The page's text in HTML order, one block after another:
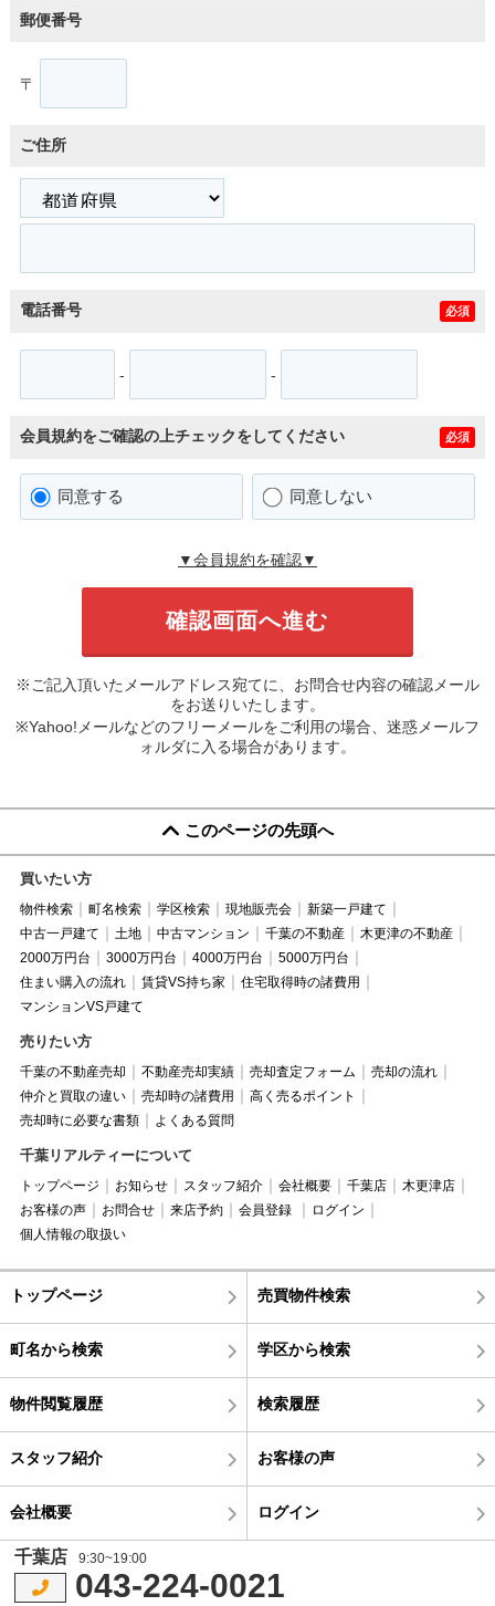
郵便番号
〒
ご住所
電話番号 必須
- -
会員規約をご確認の上チェックをしてください 必須
同意する 同意しない
▼会員規約を確認▼
※ご記入頂いたメールアドレス宛てに、お問合せ内容の確認メール
をお送りいたします。
※Yahoo!メールなどのフリーメールをご利用の場合、迷惑メールフ
ォルダに入る場合があります。
このページの先頭へ
買いたい方
物件検索 町名検索 学区検索 現地販売会
新築一戸建て
中古一戸建て
土地 中古マンション 千葉の不動産
木更津の不動産
2000万円台
3000万円台 4000万円台
5000万円台
住まい購入の流れ
賃貸VS持ち家
住宅取得時の諸費用
マンションVS戸建て
売りたい方
千葉の不動産売却 不動産売却実績 売却査定フォーム
売却の流れ
仲介と買取の違い
売却時の諸費用
高く売るポイント
売却時に必要な書類
よくある質問
千葉リアルティーについて
トップページ お知らせ スタッフ紹介 会社概要 千葉店
木更津店
お客様の声
お問合せ 来店予約 会員登録
ログイン
個人情報の取扱い
トップページ 売買物件検索
町名から検索 学区から検索
物件閲覧履歴 検索履歴
スタッフ紹介 お客様の声
会社概要 ログイン
千葉店 9:30~19:00
043-224-0021